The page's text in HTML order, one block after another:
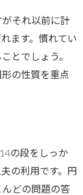
それ以前に計
ます。慣れてい
とでしょう。
の性質を重点
の段をしっか
の利用です。円
どの問題の答